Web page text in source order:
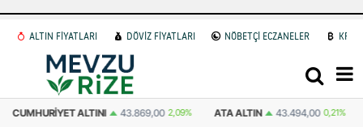
ALTIN FİYATLARI DÖVİZ FİYATLARI NÖBETÇİ ECZANELER
2,09% ATA ALTIN 43.494,00 0,21% DOLAR 47,6931 0.04%